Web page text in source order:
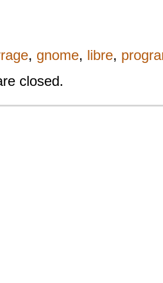
, gnome, libre,
closed.